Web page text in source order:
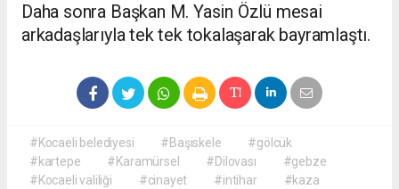
Daha sonra Başkan M. Yasin Özlü mesai
arkadaşlarıyla tek tek tokalaşarak bayramlaştı.
#Kocaeli belediyesi #Başiskele
#gölcük
#kartepe
#Karamürsel #Dilovası
#gebze
#Kocaeli valiliği
#cinayet #intihar
#kaza